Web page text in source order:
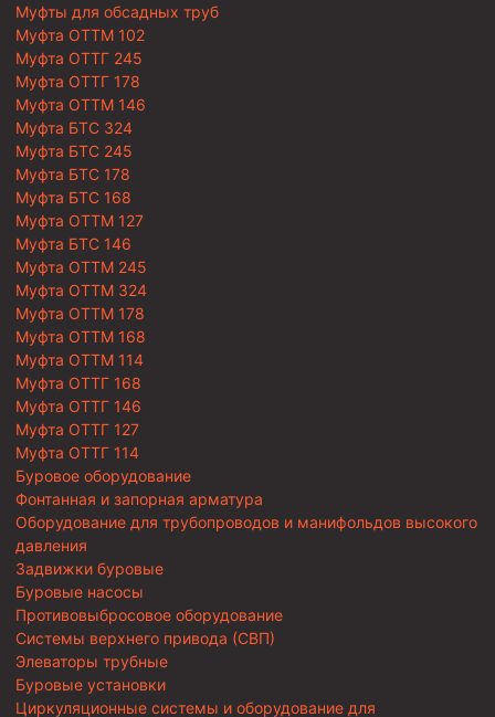
Муфты для обсадных труб
Муфта ОТТМ 102
Муфта ОТТГ 245
Муфта ОТТГ 178
Муфта ОТТМ 146
Муфта БТС 324
Муфта БТС 245
Муфта БТС 178
Муфта БТС 168
Муфта ОТТМ 127
Муфта БТС 146
Муфта ОТТМ 245
Муфта ОТТМ 324
Муфта ОТТМ 178
Муфта ОТТМ 168
Муфта ОТТМ 114
Муфта ОТТГ 168
Муфта ОТТГ 146
Муфта ОТТГ 127
Муфта ОТТГ 114
Буровое оборудование
Фонтанная и запорная арматура
Оборудование для трубопроводов и манифольдов высокого
давления
Задвижки буровые
Буровые насосы
Противовыбросовое оборудование
Системы верхнего привода (СВП)
Элеваторы трубные
Буровые установки
Циркуляционные системы и оборудование для